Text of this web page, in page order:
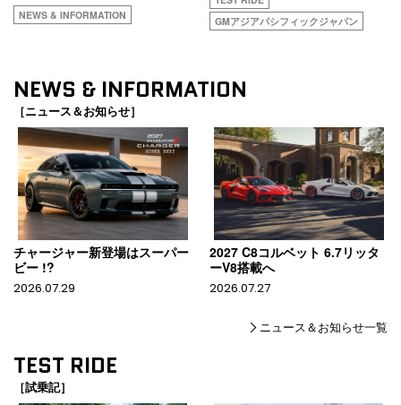
NEWS & INFORMATION
GMアジアパシフィックジャパン
NEWS & INFORMATION
［ニュース＆お知らせ］
チャージャー新登場はスーパー
ビー !?
2026.07.29
2027 C8コルベット 6.7リッタ
ーV8搭載へ
2026.07.27
ニュース＆お知らせ一覧
TEST RIDE
［試乗記］